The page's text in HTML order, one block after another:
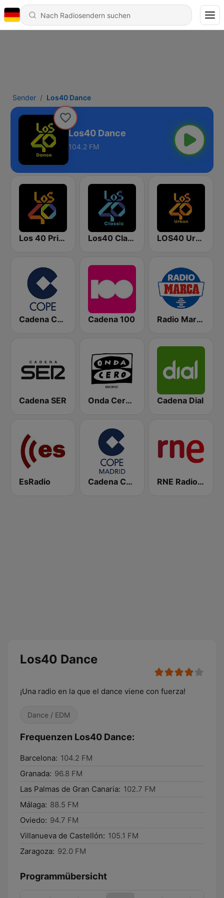
Sender Los40 Dance
Los40 Dance
104.2 FM
Los 40 Principales Los40 Classic LOS40 Urban
Cadena COPE Cadena 100 Radio Marca Nacional
Cadena SER Onda Cero Madrid Cadena Dial
EsRadio Cadena COPE Madrid RNE Radio Nacional
Los40 Dance
¡Una radio en la que el dance viene con fuerza!
Dance / EDM
Frequenzen Los40 Dance:
Barcelona: 104.2 FM
Granada: 96.8 FM
Las Palmas de Gran Canaria: 102.7 FM
Málaga: 88.5 FM
Oviedo: 94.7 FM
Villanueva de Castellón: 105.1 FM
Zaragoza: 92.0 FM
Programmübersicht